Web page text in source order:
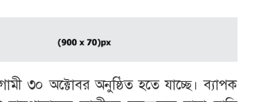
৩০ অক্টোবর অনুষ্ঠিত হতে যাচ্ছে। ব্যাপক